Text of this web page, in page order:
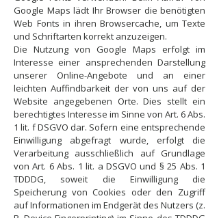
Google Maps lädt Ihr Browser die benötigten
Web Fonts in ihren Browsercache, um Texte
und Schriftarten korrekt anzuzeigen.
Die Nutzung von Google Maps erfolgt im
Interesse einer ansprechenden Darstellung
unserer Online-Angebote und an einer
leichten Auffindbarkeit der von uns auf der
Website angegebenen Orte. Dies stellt ein
berechtigtes Interesse im Sinne von Art. 6 Abs.
1 lit. f DSGVO dar. Sofern eine entsprechende
Einwilligung abgefragt wurde, erfolgt die
Verarbeitung ausschließlich auf Grundlage
von Art. 6 Abs. 1 lit. a DSGVO und § 25 Abs. 1
TDDDG, soweit die Einwilligung die
Speicherung von Cookies oder den Zugriff
auf Informationen im Endgerät des Nutzers (z.